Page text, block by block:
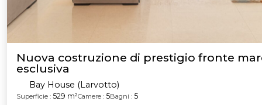
Nuova costruzione di prestigio fronte
esclusiva
Bay House (Larvotto)
Superficie : 529 m²Camere : 5Bagni : 5